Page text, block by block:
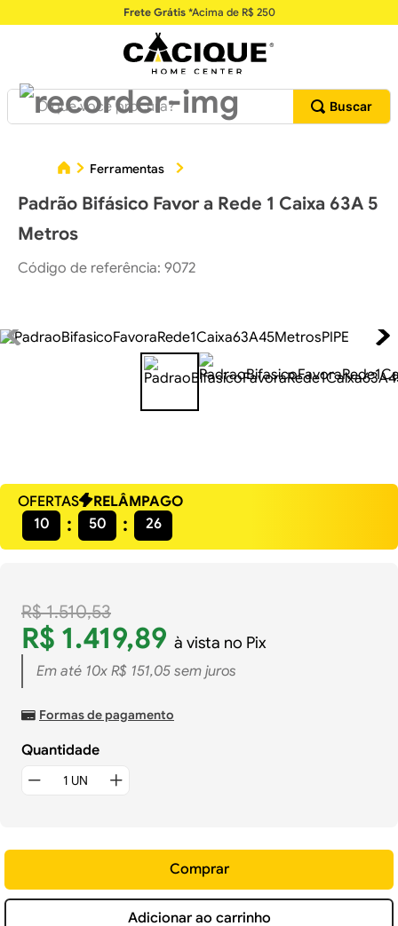
Frete Grátis*Acima de R$ 250
O que você procura?
Ferramentas
Padrão Bifásico Favor a Rede 1 Caixa 63A 5
Metros
Código de referência: 9072
OFERTAS
RELÂMPAGO
10
50 25
R$ 1.510,53
R$ 1.419,89 à vista no Pix
Em até 10x R$ 151,05sem juros
Formas de pagamento
Quantidade
Adicionar ao carrinho
Comprar